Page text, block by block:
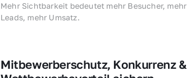
Mehr Sichtbarkeit bedeutet mehr Besucher, mehr
Leads, mehr Umsatz.
Mitbewerberschutz, Konkurrenz &